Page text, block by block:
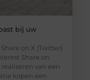
bij uw
on X (Twitter)
Share on
van een
kopen een